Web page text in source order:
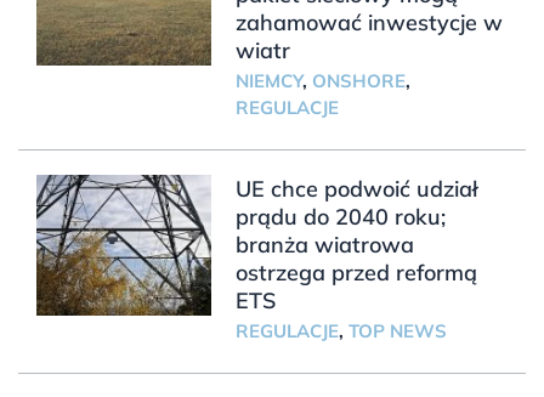
zahamować inwestycje w
wiatr
NIEMCY, ONSHORE,
REGULACJE
UE chce podwoić udział
prądu do 2040 roku;
branża wiatrowa
ostrzega przed reformą
ETS
REGULACJE, TOP NEWS